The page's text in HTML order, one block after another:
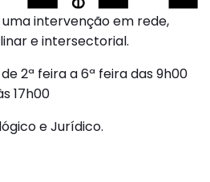
intervenção em rede,
e intersectorial.
2ª feira a 6ª feira das 9h00
17h00
e Jurídico.